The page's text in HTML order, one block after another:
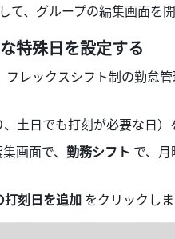
て、グループの編集画面を開
特殊日を設定する
レックスシフト制の勤怠
土日でも打刻が必要な日）
画面で、 勤務シフト で、
打刻日を追加 をクリックしま